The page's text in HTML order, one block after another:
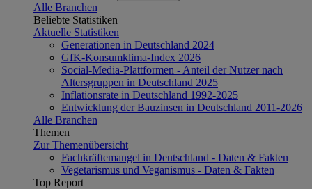
Alle Branchen
Beliebte Statistiken
Aktuelle Statistiken
Generationen in Deutschland 2024
GfK-Konsumklima-Index 2026
Social-Media-Plattformen - Anteil der Nutzer nach
Altersgruppen in Deutschland 2025
Inflationsrate in Deutschland 1992-2025
Entwicklung der Bauzinsen in Deutschland 2011-2026
Alle Branchen
Themen
Zur Themenübersicht
Fachkräftemangel in Deutschland - Daten & Fakten
Vegetarismus und Veganismus - Daten & Fakten
Top Report